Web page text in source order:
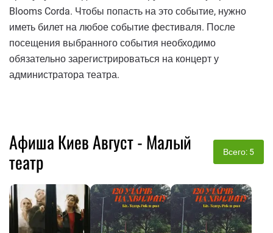
Blooms Corda. Чтобы попасть на это событие, нужно
иметь билет на любое событие фестиваля. После
посещения выбранного события необходимо
обязательно зарегистрироваться на концерт у
администратора театра.
Афиша Киев Август - Малый
театр
Всего: 5